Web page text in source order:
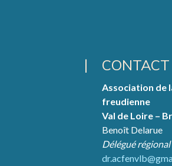
CONTACT
Association de
freudienne
Val de Loire –
Benoît Delarue
Délégué régional